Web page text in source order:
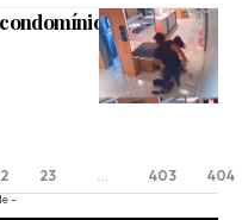
e alega
23 … 403 404
-